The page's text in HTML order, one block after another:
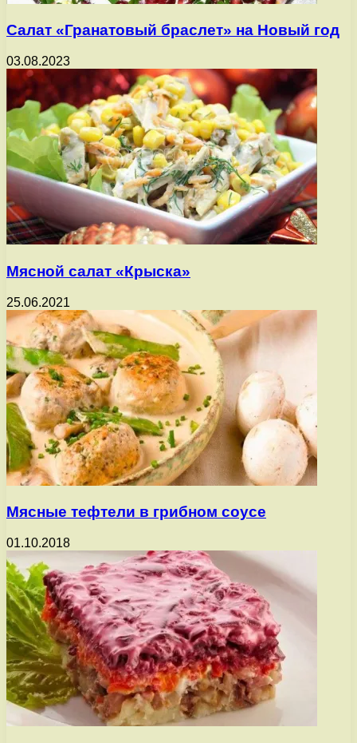
Салат «Гранатовый браслет» на Новый год
03.08.2023
Мясной салат «Крыска»
25.06.2021
Мясные тефтели в грибном соусе
01.10.2018